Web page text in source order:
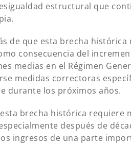
estructural que
de que esta brecha
consecuencia del
medias en el Régimen
medidas correctoras
durante los próximos años.
brecha histórica requiere
después de
ingresos de una parte